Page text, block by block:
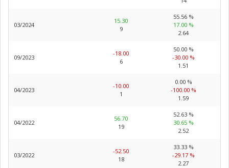
03/2024
15.30
9
55.56 %
17.00 %
2.64
09/2023
-18.00
6
50.00 %
-30.00 %
1.51
04/2023
-10.00
1
0.00 %
-100.00 %
1.59
04/2022
56.70
19
52.63 %
30.65 %
2.52
03/2022
-52.50
18
33.33 %
-29.17 %
2.27